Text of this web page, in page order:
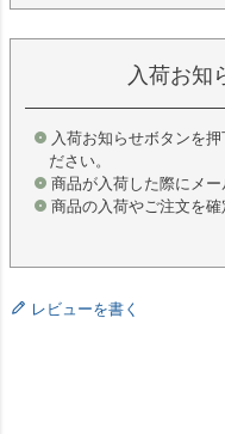
入荷お知
入荷お知らせボタンを
ださい。
商品が入荷した際にメー
商品の入荷やご注文を確
レビューを書く